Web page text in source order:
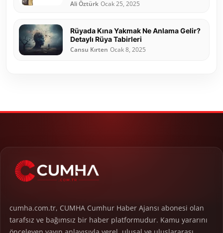
Ali Öztürk Ocak 25, 2025
Rüyada Kına Yakmak Ne Anlama Gelir?
Detaylı Rüya Tabirleri
Cansu Kırten Ocak 8, 2025
cumha.com.tr, CUMHA Cumhur Haber Ajansı abonesi olan
tarafsız ve bağımsız bir haber platformudur. Kamu yararını